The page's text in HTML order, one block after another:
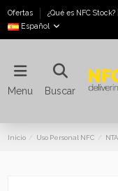
Ofertas
¿Qué es NFC
Español
Menu Buscar
Inicio Uso Personal NFC